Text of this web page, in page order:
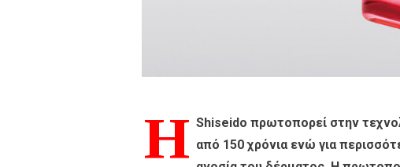
Η Shiseido πρωτοπορεί στην
από 150 χρόνια ενώ για